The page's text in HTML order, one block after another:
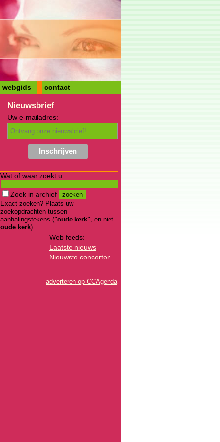
webgids contact
Nieuwsbrief
Uw e-mailadres:
Wat of waar zoekt u:
Zoek in archief
Exact zoeken? Plaats uw
zoekopdrachten tussen
aanhalingstekens ("oude kerk", en niet
oude kerk)
Web feeds:
Laatste nieuws
Nieuwste concerten
adverteren op CCAgenda